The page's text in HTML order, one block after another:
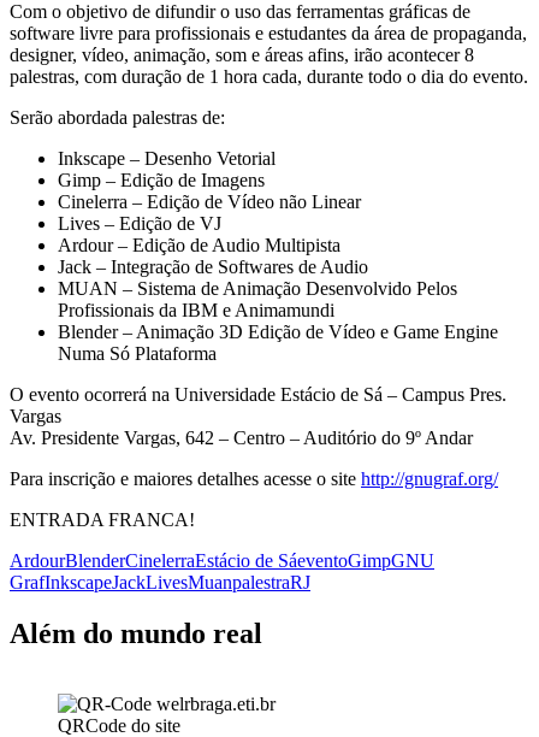
Com o objetivo de difundir o uso das ferramentas gráficas de
software livre para profissionais e estudantes da área de propaganda,
designer, vídeo, animação, som e áreas afins, irão acontecer 8
palestras, com duração de 1 hora cada, durante todo o dia do evento.
Serão abordada palestras de:
Inkscape – Desenho Vetorial
Gimp – Edição de Imagens
Cinelerra – Edição de Vídeo não Linear
Lives – Edição de VJ
Ardour – Edição de Audio Multipista
Jack – Integração de Softwares de Audio
MUAN – Sistema de Animação Desenvolvido Pelos
Profissionais da IBM e Animamundi
Blender – Animação 3D Edição de Vídeo e Game Engine
Numa Só Plataforma
O evento ocorrerá na Universidade Estácio de Sá – Campus Pres.
Vargas
Av. Presidente Vargas, 642 – Centro – Auditório do 9º Andar
Para inscrição e maiores detalhes acesse o site http://gnugraf.org/
ENTRADA FRANCA!
ArdourBlenderCinelerraEstácio de SáeventoGimpGNU
GrafInkscapeJackLivesMuanpalestraRJ
Além do mundo real
QRCode do site